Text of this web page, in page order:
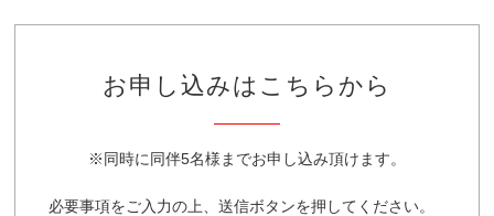
お申し込みはこちらから
※同時に同伴5名様までお申し込み頂けます。
必要事項をご入力の上、送信ボタンを押してください。